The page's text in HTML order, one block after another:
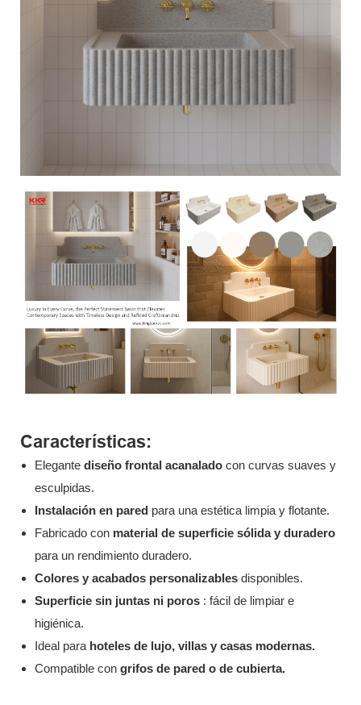
Características:
Elegante diseño frontal acanalado con curvas suaves y
esculpidas.
Instalación en pared para una estética limpia y flotante.
Fabricado con material de superficie sólida y duradero
para un rendimiento duradero.
Colores y acabados personalizables disponibles.
Superficie sin juntas ni poros : fácil de limpiar e
higiénica.
Ideal para hoteles de lujo, villas y casas modernas.
Compatible con grifos de pared o de cubierta.